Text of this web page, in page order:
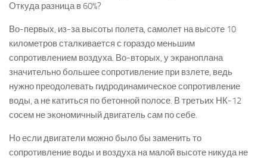
Откуда разница в 60%?
Во-первых, из-за высоты полета, самолет на высоте 10
километров сталкивается с гораздо меньшим
сопротивлением воздуха. Во-вторых, у экраноплана
значительно большее сопротивление при взлете, ведь
нужно преодолевать гидродинамическое сопротивление
воды, а не катиться по бетонной полосе. В третьих НК-12
сосем не экономичный двигатель сам по себе.
Но если двигатели можно было бы заменить то
сопротивление воды и воздуха на малой высоте никуда не